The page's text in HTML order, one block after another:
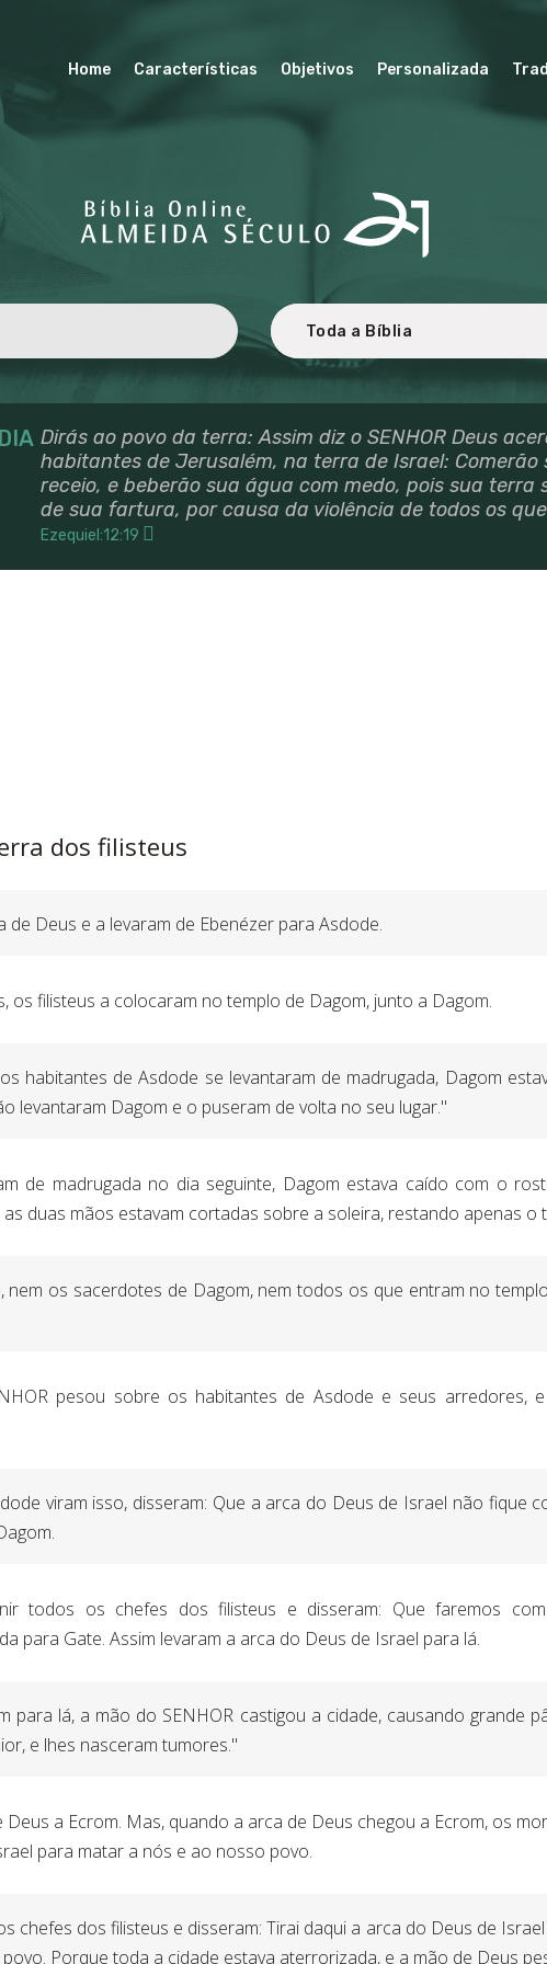
Home Características Objetivos Personalizada
Dirás ao povo da terra: Assim diz o SENHOR Deus
habitantes de Jerusalém, na terra de Israel: Comerão
receio, e beberão sua água com medo, pois sua terra
de sua fartura, por causa da violência de todos os
Ezequiel:12:19
BÍBLIA ALMEIDA SÉCULO 21
CARACTERÍSTICA
PERSONALIZADA
REVISÃO
LICENCIAMENTO
PARCEIROS
dos filisteus
de Deus e a levaram de Ebenézer para Asdode.
os filisteus a colocaram no templo de Dagom, junto a Dagom.
habitantes de Asdode se levantaram de madrugada, Dagom
levantaram Dagom e o puseram de volta no seu lugar."
de madrugada no dia seguinte, Dagom estava caído com o
as duas mãos estavam cortadas sobre a soleira, restando apenas o
nem os sacerdotes de Dagom, nem todos os que entram no
pesou sobre os habitantes de Asdode e seus arredores,
viram isso, disseram: Que a arca do Deus de Israel não fique
todos os chefes dos filisteus e disseram: Que faremos
para Gate. Assim levaram a arca do Deus de Israel para lá.
para lá, a mão do SENHOR castigou a cidade, causando grande
e lhes nasceram tumores."
Deus a Ecrom. Mas, quando a arca de Deus chegou a Ecrom, os
para matar a nós e ao nosso povo.
chefes dos filisteus e disseram: Tirai daqui a arca do Deus de
Porque toda a cidade estava aterrorizada, e a mão de Deus